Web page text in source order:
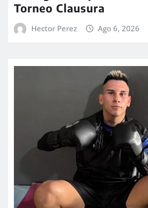
Torneo Clausura
Hector Perez Ago 6, 2026